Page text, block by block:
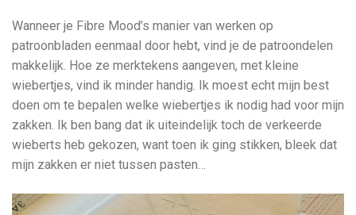
Wanneer je Fibre Mood’s manier van werken op
patroonbladen eenmaal door hebt, vind je de patroondelen
makkelijk. Hoe ze merktekens aangeven, met kleine
wiebertjes, vind ik minder handig. Ik moest echt mijn best
doen om te bepalen welke wiebertjes ik nodig had voor mijn
zakken. Ik ben bang dat ik uiteindelijk toch de verkeerde
wieberts heb gekozen, want toen ik ging stikken, bleek dat
mijn zakken er niet tussen pasten…